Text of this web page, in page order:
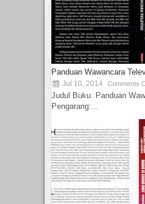
Panduan Wawancara
Jul 10, 2014 Comments
Judul Buku: Panduan
Pengarang:...